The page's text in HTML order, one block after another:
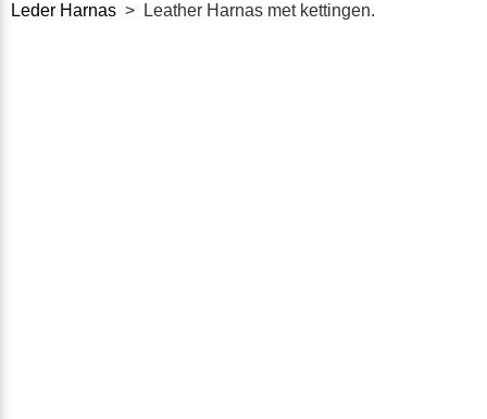
Leder Harnas > Leather Harnas met kettingen.